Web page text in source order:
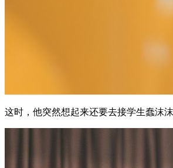
这时，他突然想起来还要去接学生蠢沫